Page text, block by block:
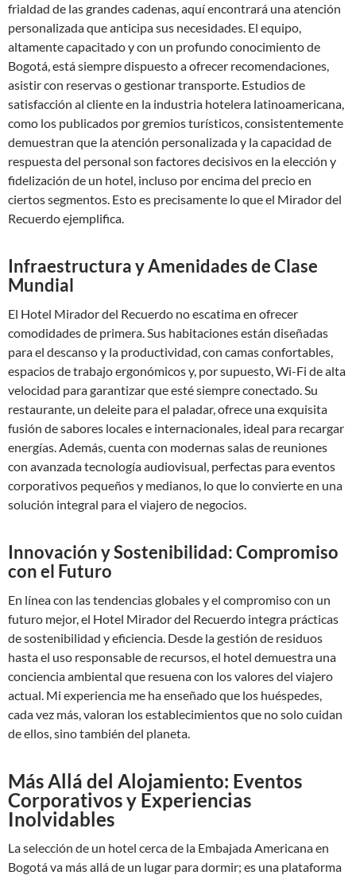
frialdad de las grandes cadenas, aquí encontrará una atención
personalizada que anticipa sus necesidades. El equipo,
altamente capacitado y con un profundo conocimiento de
Bogotá, está siempre dispuesto a ofrecer recomendaciones,
asistir con reservas o gestionar transporte. Estudios de
satisfacción al cliente en la industria hotelera latinoamericana,
como los publicados por gremios turísticos, consistentemente
demuestran que la atención personalizada y la capacidad de
respuesta del personal son factores decisivos en la elección y
fidelización de un hotel, incluso por encima del precio en
ciertos segmentos. Esto es precisamente lo que el Mirador del
Recuerdo ejemplifica.
Infraestructura y Amenidades de Clase
Mundial
El Hotel Mirador del Recuerdo no escatima en ofrecer
comodidades de primera. Sus habitaciones están diseñadas
para el descanso y la productividad, con camas confortables,
espacios de trabajo ergonómicos y, por supuesto, Wi-Fi de alta
velocidad para garantizar que esté siempre conectado. Su
restaurante, un deleite para el paladar, ofrece una exquisita
fusión de sabores locales e internacionales, ideal para recargar
energías. Además, cuenta con modernas salas de reuniones
con avanzada tecnología audiovisual, perfectas para eventos
corporativos pequeños y medianos, lo que lo convierte en una
solución integral para el viajero de negocios.
Innovación y Sostenibilidad: Compromiso
con el Futuro
En línea con las tendencias globales y el compromiso con un
futuro mejor, el Hotel Mirador del Recuerdo integra prácticas
de sostenibilidad y eficiencia. Desde la gestión de residuos
hasta el uso responsable de recursos, el hotel demuestra una
conciencia ambiental que resuena con los valores del viajero
actual. Mi experiencia me ha enseñado que los huéspedes,
cada vez más, valoran los establecimientos que no solo cuidan
de ellos, sino también del planeta.
Más Allá del Alojamiento: Eventos
Corporativos y Experiencias
Inolvidables
La selección de un hotel cerca de la Embajada Americana en
Bogotá va más allá de un lugar para dormir; es una plataforma